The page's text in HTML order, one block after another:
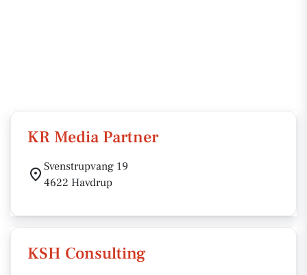
KR Media Partner
Svenstrupvang 19
4622 Havdrup
KSH Consulting